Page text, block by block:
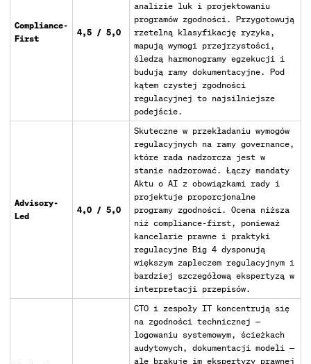
Compliance-
First
4,5 / 5,0
analizie luk i projektowaniu
programów zgodności. Przygotowują
rzetelną klasyfikację ryzyka,
mapują wymogi przejrzystości,
śledzą harmonogramy egzekucji i
budują ramy dokumentacyjne. Pod
kątem czystej zgodności
regulacyjnej to najsilniejsze
podejście.
Advisory-
Led
4,0 / 5,0
Skuteczne w przekładaniu wymogów
regulacyjnych na ramy governance,
które rada nadzorcza jest w
stanie nadzorować. Łączy mandaty
Aktu o AI z obowiązkami rady i
projektuje proporcjonalne
programy zgodności. Ocena niższa
niż compliance-first, ponieważ
kancelarie prawne i praktyki
regulacyjne Big 4 dysponują
większym zapleczem regulacyjnym i
bardziej szczegółową ekspertyzą w
interpretacji przepisów.
CTO i zespoły IT koncentrują się
na zgodności technicznej —
logowaniu systemowym, ścieżkach
audytowych, dokumentacji modeli —
ale brakuje im ekspertyzy prawnej